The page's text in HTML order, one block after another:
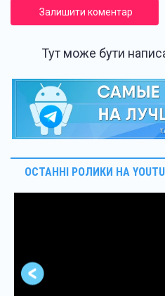
Залишити коментар
Тут може бути
ОСТАННІ РОЛИКИ НА